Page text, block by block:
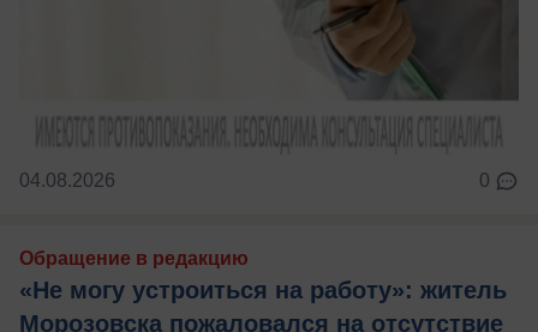
04.08.2026 0
Обращение в редакцию
«Не могу устроиться на работу»: житель
Морозовска пожаловался на отсутствие